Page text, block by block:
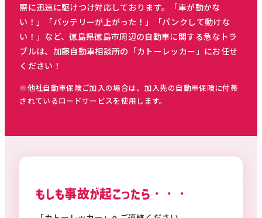
際に迅速に駆けつけ対応しております。「車が動かな
い！」「バッテリーが上がった！」「パンクして動けな
い！」など、徳島県徳島市周辺の自動車に関する急なトラ
ブルは、加藤自動車相談所の「カトーレッカー」にお任せ
ください！
※他社自動車保険ご加入の場合は、加入先の自動車保険に付帯
されているロードサービスを使用します。
もしも事故が起こったら・・・